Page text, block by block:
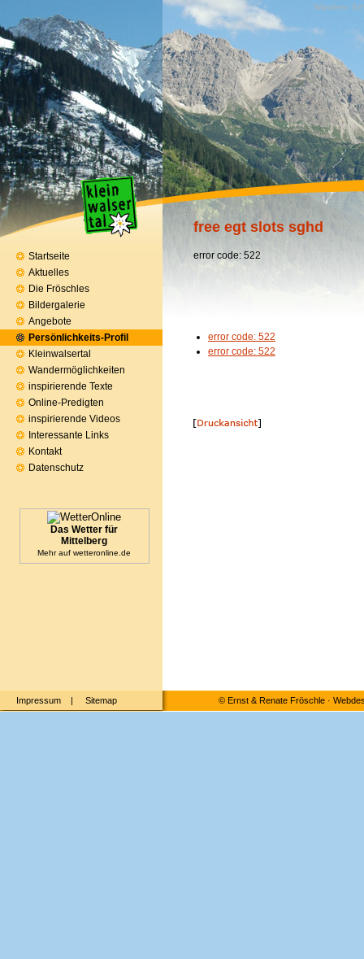
Wandern,
free egt slots sghd
error code: 522
error code: 522
error code: 522
Startseite
Aktuelles
Die Fröschles
Bildergalerie
Angebote
Persönlichkeits-Profil
Kleinwalsertal
Wandermöglichkeiten
inspirierende Texte
Online-Predigten
inspirierende Videos
Interessante Links
Kontakt
Datenschutz
Das Wetter für
Mittelberg
Mehr auf wetteronline.de
Impressum | Sitemap © Ernst & Renate Fröschle·